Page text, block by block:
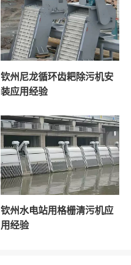
钦州尼龙循环齿耙除污机安
装应用经验
钦州水电站用格栅清污机应
用经验